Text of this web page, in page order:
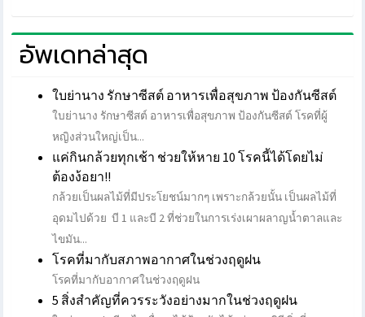
อัพเดทล่าสุด
ใบย่านาง รักษาซีสต์ อาหารเพื่อสุขภาพ ป้องกันซีสต์
ใบย่านาง รักษาซีสต์ อาหารเพื่อสุขภาพ ป้องกันซีสต์ โรคที่ผู้
หญิงส่วนใหญ่เป็น...
แค่กินกล้วยทุกเช้า ช่วยให้หาย 10 โรคนี้ได้โดยไม่
ต้องง้อยา!!
กล้วยเป็นผลไม้ที่มีประโยชน์มากๆ เพราะกล้วยนั้น เป็นผลไม้ที่
อุดมไปด้วย บี 1 และบี 2 ที่ช่วยในการเร่งเผาผลาญน้ำตาลและ
ไขมัน...
โรคที่มากับสภาพอากาศในช่วงฤดูฝน
โรคที่มากับอากาศในช่วงฤดูฝน
5 สิ่งสำคัญที่ควรระวังอย่างมากในช่วงฤดูฝน